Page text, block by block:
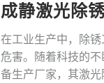
成静激光除
在工业生产中，除
危害。随着科技的
备生产厂家，其激